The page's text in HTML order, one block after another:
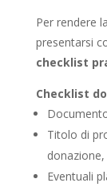
Per rendere
presentarsi
checklist
Checklist
Titolo di
donazione,
Eventuali